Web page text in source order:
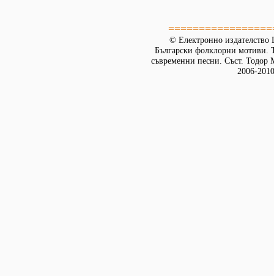
© Електронно издателство
Български фолклорни мотиви.
съвременни песни. Съст.
2006-